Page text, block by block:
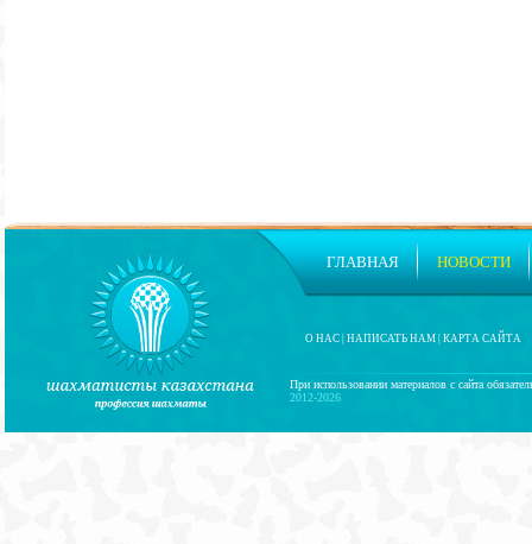
При использовании материалов с сайта
2012-2026
О НАС НАПИСАТЬ НАМ КАРТА САЙТА
ГЛАВНАЯ НОВОСТИ